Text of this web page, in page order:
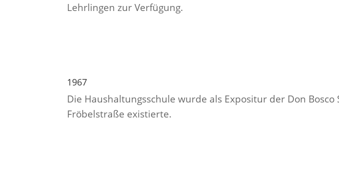
Lehrlingen zur Verfügung.
1967
Die Haushaltungsschule wurde als Expositur der Don
Fröbelstraße existierte.